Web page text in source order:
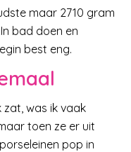
maar 2710 gram
bad doen en
best eng.
zat, was ik vaak
toen ze er uit
pop in